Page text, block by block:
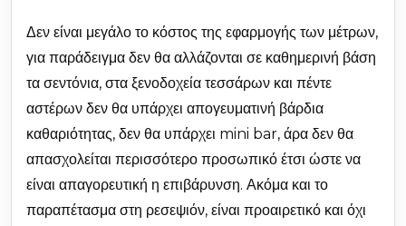
Δεν είναι μεγάλο το κόστος της εφαρμογής των μέτρων,
για παράδειγμα δεν θα αλλάζονται σε καθημερινή βάση
τα σεντόνια, στα ξενοδοχεία τεσσάρων και πέντε
αστέρων δεν θα υπάρχει απογευματινή βάρδια
καθαριότητας, δεν θα υπάρχει mini bar, άρα δεν θα
απασχολείται περισσότερο προσωπικό έτσι ώστε να
είναι απαγορευτική η επιβάρυνση. Ακόμα και το
παραπέτασμα στη ρεσεψιόν, είναι προαιρετικό και όχι